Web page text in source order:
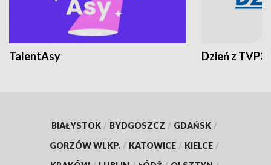
TalentAsy Dzień z TVP3
BIAŁYSTOK / BYDGOSZCZ / GDAŃSK /
GORZÓW WLKP. / KATOWICE / KIELCE /